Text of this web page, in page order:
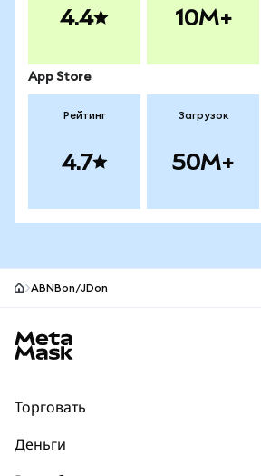
4.4 10M+
App Store
Рейтинг
4.7
Загрузок
50M+
ABNBon/JDon
Торговать
Деньги